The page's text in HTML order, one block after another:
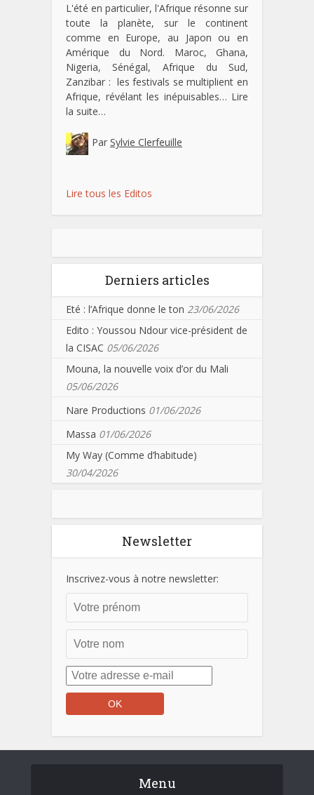
L'été en particulier, l'Afrique résonne sur
toute la planète, sur le continent
comme en Europe, au Japon ou en
Amérique du Nord. Maroc, Ghana,
Nigeria, Sénégal, Afrique du Sud,
Zanzibar : les festivals se multiplient en
Afrique, révélant les inépuisables… Lire
la suite…
Par Sylvie Clerfeuille
Lire tous les Editos
Derniers articles
Eté : l’Afrique donne le ton 23/06/2026
Edito : Youssou Ndour vice-président de
la CISAC 05/06/2026
Mouna, la nouvelle voix d’or du Mali
05/06/2026
Nare Productions 01/06/2026
Massa 01/06/2026
My Way (Comme d’habitude)
30/04/2026
Newsletter
Inscrivez-vous à notre newsletter:
Menu